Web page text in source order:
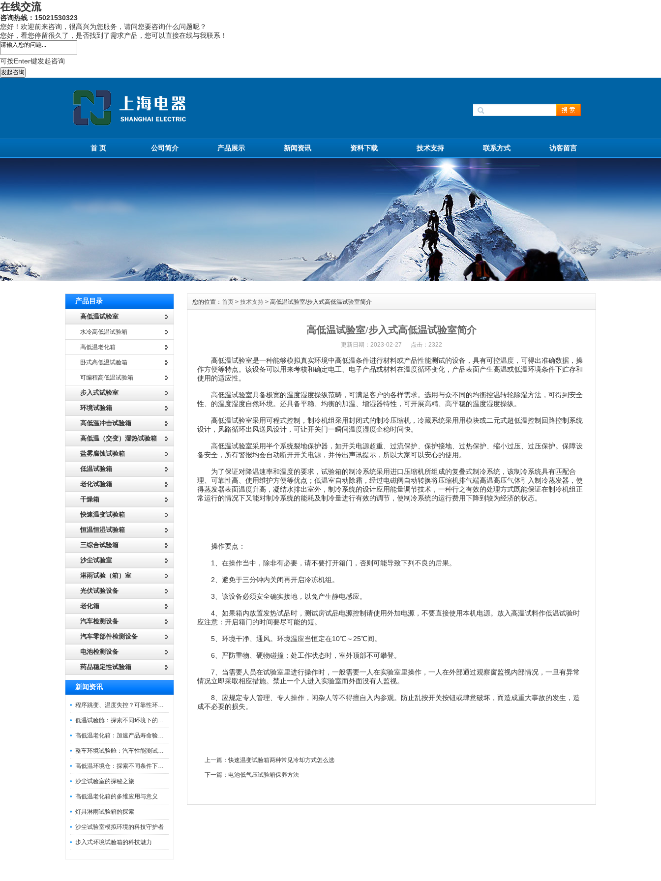
在线交流
咨询热线：15021530323
您好！欢迎前来咨询，很高兴为您服务，请问您要咨询什么问题呢？
您好，看您停留很久了，是否找到了需求产品，您可以直接在线与我联系！
可按Enter键发起咨询
发起咨询
首 页 公司简介 产品展示 新闻资讯 资料下载 技术支持 联系方式 访客留言
产品目录
高低温试验室
水冷高低温试验箱
高低温老化箱
卧式高低温试验箱
可编程高低温试验箱
步入式试验室
环境试验箱
高低温冲击试验箱
高低温（交变）湿热试验箱
盐雾腐蚀试验箱
低温试验箱
老化试验箱
干燥箱
快速温变试验箱
恒温恒湿试验箱
三综合试验箱
沙尘试验室
淋雨试验（箱）室
光伏试验设备
老化箱
汽车检测设备
汽车零部件检测设备
电池检测设备
药品稳定性试验箱
新闻资讯
程序跳变、温度失控？可靠性环境试验箱控制系统故障处理
低温试验舱：探索不同环境下的科技边界
高低温老化箱：加速产品寿命验证的可靠伙伴
整车环境试验舱：汽车性能测试的设备
高低温环境仓：探索不同条件下的科学奥秘
沙尘试验室的探秘之旅
高低温老化箱的多维应用与意义
灯具淋雨试验箱的探索
沙尘试验室模拟环境的科技守护者
步入式环境试验箱的科技魅力
您的位置： 首页 > 技术支持 > 高低温试验室/步入式高低温试验室简介
高低温试验室/步入式高低温试验室简介
更新日期：2023-02-27 点击：2322
高低温试验室是一种能够模拟真实环境中高低温条件进行材料或产品性能测试的设备，具有可控温度，可得出准确数据，操
作方便等特点。该设备可以用来考核和确定电工、电子产品或材料在温度循环变化，产品表面产生高温或低温环境条件下贮存和
使用的适应性。
高低温试验室具备极宽的温度湿度操纵范畴，可满足客户的各样需求。选用与众不同的均衡控温转轮除湿方法，可得到安全
性、的温度湿度自然环境。还具备平稳、均衡的加温、增湿器特性，可开展高精、高平稳的温度湿度操纵。
高低温试验室采用可程式控制，制冷机组采用封闭式的制冷压缩机，冷藏系统采用用模块或二元式超低温控制回路控制系统
设计，风路循环出风送风设计，可让开关门一瞬间温度湿度企稳时间快。
高低温试验室采用半个系统裂地保护器，如开关电源超重、过流保护、保护接地、过热保护、缩小过压、过压保护。保障设
备安全，所有警报均会自动断开开关电源，并传出声讯提示，所以大家可以安心的使用。
为了保证对降温速率和温度的要求，试验箱的制冷系统采用进口压缩机所组成的复叠式制冷系统，该制冷系统具有匹配合
理、可靠性高、使用维护方便等优点；低温室自动除霜，经过电磁阀自动转换将压缩机排气端高温高压气体引入制冷蒸发器，使
得蒸发器表面温度升高，凝结水排出室外，制冷系统的设计应用能量调节技术，一种行之有效的处理方式既能保证在制冷机组正
常运行的情况下又能对制冷系统的能耗及制冷量进行有效的调节，使制冷系统的运行费用下降到较为经济的状态。
操作要点：
1、在操作当中，除非有必要，请不要打开箱门，否则可能导致下列不良的后果。
2、避免于三分钟内关闭再开启冷冻机组。
3、该设备必须安全确实接地，以免产生静电感应。
4、如果箱内放置发热试品时，测试房试品电源控制请使用外加电源，不要直接使用本机电源。放入高温试料作低温试验时
应注意：开启箱门的时间要尽可能的短。
5、环境干净、通风。环境温应当恒定在10℃～25℃间。
6、严防重物、硬物碰撞；处工作状态时，室外顶部不可攀登。
7、当需要人员在试验室里进行操作时，一般需要一人在实验室里操作，一人在外部通过观察窗监视内部情况，一旦有异常
情况立即采取相应措施。禁止一个人进入实验室而外面没有人监视。
8、应规定专人管理、专人操作，闲杂人等不得擅自入内参观。防止乱按开关按钮或肆意破坏，而造成重大事故的发生，造
成不必要的损失。
上一篇：快速温变试验箱两种常见冷却方式怎么选
下一篇： 电池低气压试验箱保养方法